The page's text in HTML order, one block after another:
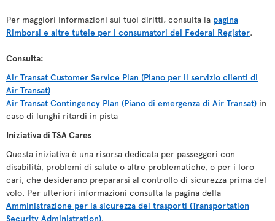
Per maggiori informazioni sui tuoi diritti, consulta la pagina
Rimborsi e altre tutele per i consumatori del Federal Register.
Consulta:
Air Transat Customer Service Plan (Piano per il servizio clienti di
Air Transat)
Air Transat Contingency Plan (Piano di emergenza di Air Transat) in
caso di lunghi ritardi in pista
Iniziativa di TSA Cares
Questa iniziativa è una risorsa dedicata per passeggeri con
disabilità, problemi di salute o altre problematiche, o per i loro
cari, che desiderano prepararsi al controllo di sicurezza prima del
volo. Per ulteriori informazioni consulta la pagina della
Amministrazione per la sicurezza dei trasporti (Transportation
Security Administration).